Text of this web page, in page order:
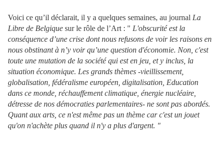
Voici ce qu’il déclarait, il y a quelques semaines, au journal La
Libre de Belgique sur le rôle de l’Art : " L'obscurité est la
conséquence d’une crise dont nous refusons de voir les raisons en
nous obstinant à n’y voir qu’une question d'économie. Non, c'est
toute une mutation de la société qui est en jeu, et y inclus, la
situation économique. Les grands thèmes -vieillissement,
globalisation, fédéralisme européen, digitalisation, Education
dans ce monde, réchauffement climatique, énergie nucléaire,
détresse de nos démocraties parlementaires- ne sont pas abordés.
Quant aux arts, ce n'est même pas un thème car c'est un jouet
qu'on n'achète plus quand il n'y a plus d'argent. "